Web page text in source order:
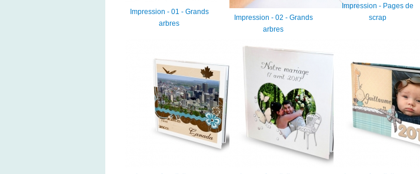
Impression - 01 - Grands
arbres
Impression - 02 - Grands
arbres
Impression - Pages de
scrap